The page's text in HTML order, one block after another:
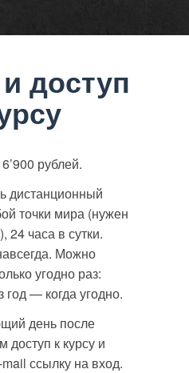
доступ
рублей.
дистанционный
точки мира (нужен
24 часа в сутки.
Можно
угодно раз:
год — когда угодно.
день после
к курсу и
ссылку на вход.